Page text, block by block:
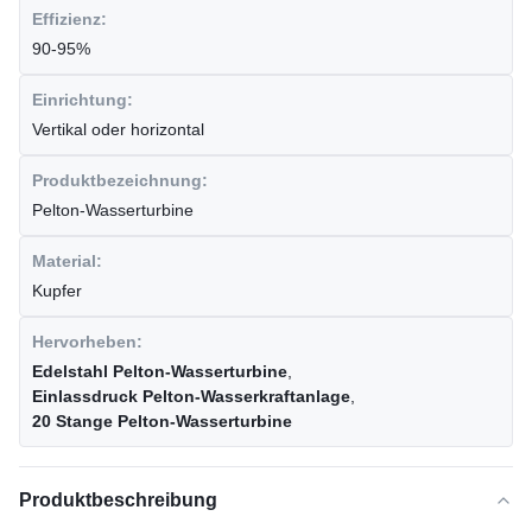
Effizienz:
90-95%
Einrichtung:
Vertikal oder horizontal
Produktbezeichnung:
Pelton-Wasserturbine
Material:
Kupfer
Hervorheben:
Edelstahl Pelton-Wasserturbine
Einlassdruck Pelton-Wasserkraftanlage
20 Stange Pelton-Wasserturbine
Produktbeschreibung